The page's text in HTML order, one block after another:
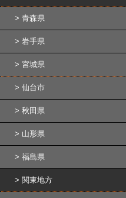
青森県
岩手県
宮城県
仙台市
秋田県
山形県
福島県
関東地方